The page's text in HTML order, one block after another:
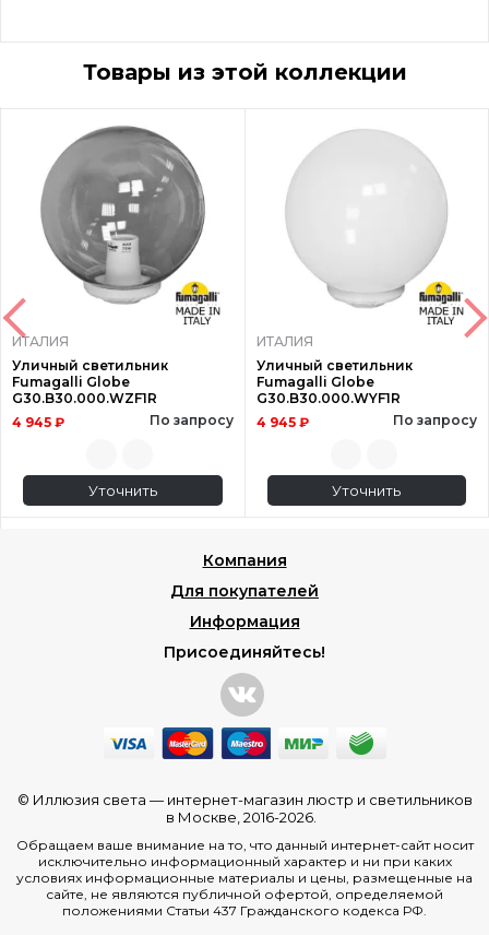
Товары из этой коллекции
ИТАЛИЯ
Уличный светильник
Fumagalli Globe
G30.B30.000.WZF1R
4 945 ₽
По запросу
Уточнить
ИТАЛИЯ
Уличный светильник
Fumagalli Globe
G30.B30.000.WYF1R
4 945 ₽
По запросу
Уточнить
Компания
Для покупателей
Информация
Присоединяйтесь!
© Иллюзия света — интернет-магазин люстр и светильников
в Москве , 2016-2026.
Обращаем ваше внимание на то, что данный интернет-сайт носит
исключительно информационный характер и ни при каких
условиях информационные материалы и цены, размещенные на
сайте, не являются публичной офертой, определяемой
положениями Статьи 437 Гражданского кодекса РФ.